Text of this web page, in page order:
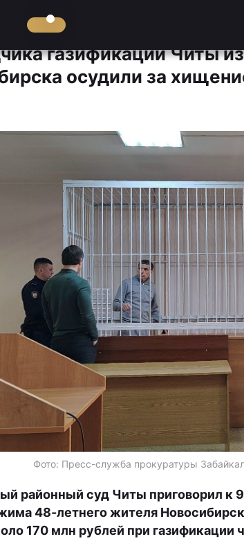
газификации Читы из
осудили за
Фото: Пресс-служба прокуратуры
районный суд Читы приговорил к
48-летнего жителя
170 млн рублей при газификации